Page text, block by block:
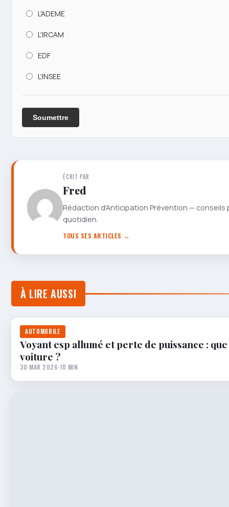
L'ADEME
L'IRCAM
EDF
L'INSEE
Soumettre
ÉCRIT PAR
Fred
Rédaction d'Anticipation Prévention —
quotidien.
TOUS SES ARTICLES →
À LIRE AUSSI
AUTOMOBILE
Voyant esp allumé et perte de puissance :
voiture ?
30 MAR 2026·10 MIN